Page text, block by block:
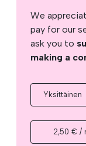
We
pay for our
ask you to
making a
Yksittäinen
2,50 € /